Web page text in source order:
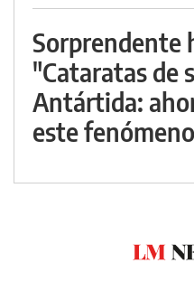
Sorprendente
"Cataratas de
Antártida:
este